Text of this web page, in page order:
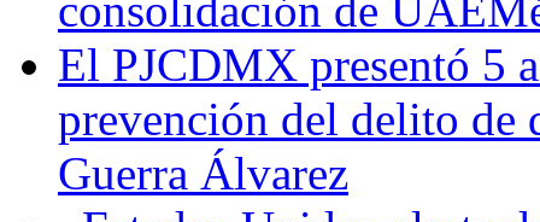
El PJCDMX presentó 5
prevención del delito de
Guerra Álvarez